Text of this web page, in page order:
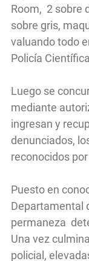
Room, 2 sobre
sobre gris,
valuando todo
Policía
Luego se
mediante
ingresan y
denunciados,
reconocidos
Puesto en
Departamental
permaneza
Una vez
policial,